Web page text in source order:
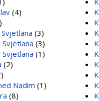
(4)
(3)
(3)
(1)
(2)
Nadim (1)
(8)